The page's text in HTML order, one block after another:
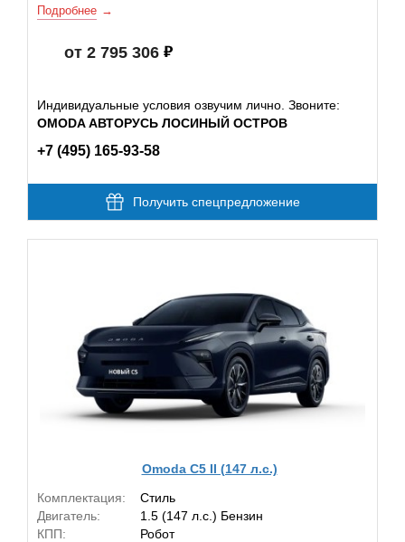
Подробнее
от 2 795 306
Индивидуальные условия озвучим лично. Звоните:
OMODA АВТОРУСЬ ЛОСИНЫЙ ОСТРОВ
+7 (495) 165-93-58
Получить спецпредложение
Omoda C5 II (147 л.с.)
Комплектация:
Стиль
Двигатель:
1.5 (147 л.с.) Бензин
КПП:
Робот